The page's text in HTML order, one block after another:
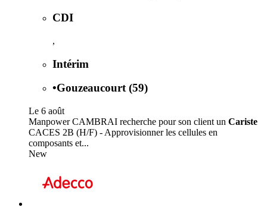
CDI
,
Intérim
•Gouzeaucourt (59)
Le 6 août
Manpower CAMBRAI recherche pour son client un Cariste
CACES 2B (H/F) - Approvisionner les cellules en
composants et...
New